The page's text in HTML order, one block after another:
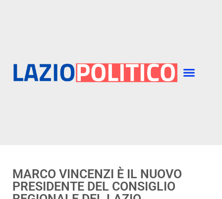
MARCO VINCENZI È IL NUOVO
PRESIDENTE DEL CONSIGLIO